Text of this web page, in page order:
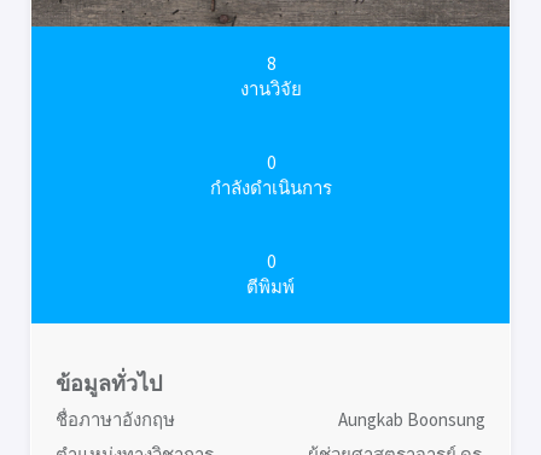
8
งานวิจัย
0
กำลังดำเนินการ
0
ตีพิมพ์
ข้อมูลทั่วไป
ชื่อภาษาอังกฤษ
Aungkab Boonsung